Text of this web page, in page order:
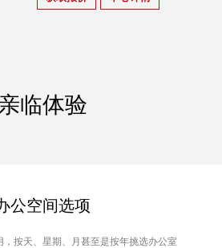
临体验
公空间选项
按天、星期、月甚至是按年挑选办公室